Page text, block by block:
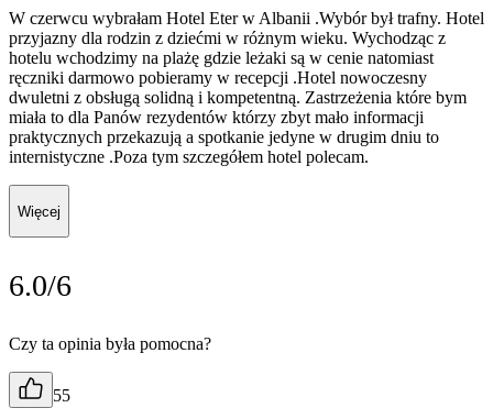
W czerwcu wybrałam Hotel Eter w Albanii .Wybór był trafny. Hotel
przyjazny dla rodzin z dziećmi w różnym wieku. Wychodząc z
hotelu wchodzimy na plażę gdzie leżaki są w cenie natomiast
ręczniki darmowo pobieramy w recepcji .Hotel nowoczesny
dwuletni z obsługą solidną i kompetentną. Zastrzeżenia które bym
miała to dla Panów rezydentów którzy zbyt mało informacji
praktycznych przekazują a spotkanie jedyne w drugim dniu to
internistyczne .Poza tym szczegółem hotel polecam.
Więcej
6.0/6
Czy ta opinia była pomocna?
55